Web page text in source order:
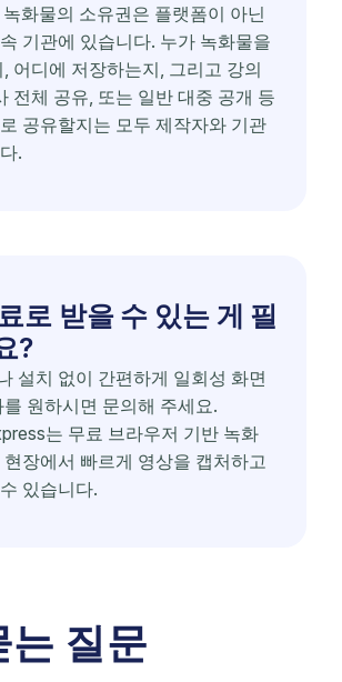
화물의 소유권은 플랫폼이 아닌
기관에 있습니다. 누가 녹화물을
어디에 저장하는지, 그리고 강의
전체 공유, 또는 일반 대중 공개 등
공유할지는 모두 제작자와 기관
.
로 받을 수 있는 게 필
?
설치 없이 간편하게 일회성 화면
원하시면 문의해 주세요.
는 무료 브라우저 기반 녹화
현장에서 빠르게 영상을 캡처하고
있습니다.
는 질문